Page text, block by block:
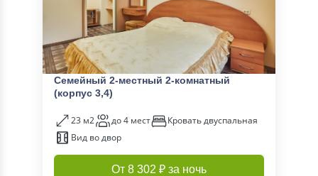
Семейный 2-местный 2-комнатный
(корпус 3,4)
23 м2 до 4 мест
Кровать двуспальная
Вид во двор
От 8 302 ₽ за ночь